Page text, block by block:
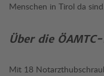
Menschen in Tirol da
Über die
Mit 18